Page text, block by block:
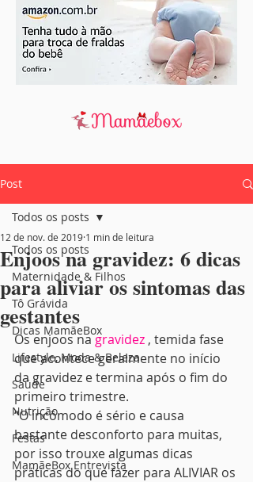
Post
Todos os posts
Maternidade & Filhos
Tô Grávida
Dicas MamãeBox
Lifestyle, Moda & Beleza
Saúde
Nutrição
Festas
MamãeBox Entrevista
Todos os posts
Enjoos na gravidez: 6 dicas
para aliviar os sintomas das
gestantes
12 de nov. de 2019 1 min de leitura
Os enjoos na gravidez , temida fase
que acontece geralmente no início
da gravidez e termina após o fim do
primeiro trimestre.
“O incômodo é sério e causa
bastante desconforto para muitas,
por isso trouxe algumas dicas
práticas do que fazer para ALIVIAR os